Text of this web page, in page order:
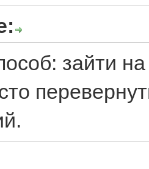
зайти